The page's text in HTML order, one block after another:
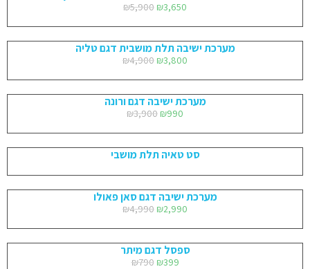
₪5,900 ₪3,650
מערכת ישיבה תלת מושבית דגם טליה
₪4,900 ₪3,800
מערכת ישיבה דגם ורונה
₪3,900 ₪990
סט טאיה תלת מושבי
מערכת ישיבה דגם סאן פאולו
₪4,990 ₪2,990
ספסל דגם מיתר
₪790 ₪399